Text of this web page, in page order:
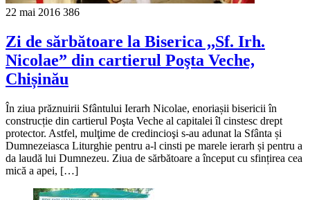
22 mai 2016 386
Zi de sărbătoare la Biserica ,,Sf. Irh.
Nicolae” din cartierul Poşta Veche,
Chișinău
În ziua prăznuirii Sfântului Ierarh Nicolae, enoriașii bisericii în
construcție din cartierul Poşta Veche al capitalei îl cinstesc drept
protector. Astfel, mulţime de credincioşi s-au adunat la Sfânta și
Dumnezeiasca Liturghie pentru a-l cinsti pe marele ierarh și pentru a
da laudă lui Dumnezeu. Ziua de sărbătoare a început cu sfințirea cea
mică a apei, […]